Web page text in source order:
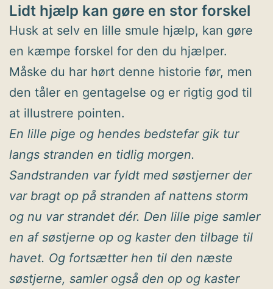
Lidt hjælp kan gøre en stor forskel
Husk at selv en lille smule hjælp, kan gøre
en kæmpe forskel for den du hjælper.
Måske du har hørt denne historie før, men
den tåler en gentagelse og er rigtig god til
at illustrere pointen.
En lille pige og hendes bedstefar gik tur
langs stranden en tidlig morgen.
Sandstranden var fyldt med søstjerner der
var bragt op på stranden af nattens storm
og nu var strandet dér. Den lille pige samler
en af søstjerne op og kaster den tilbage til
havet. Og fortsætter hen til den næste
søstjerne, samler også den op og kaster